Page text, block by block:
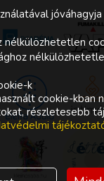
nélkülözhetetlen
k
cookie-kban
részletesebb